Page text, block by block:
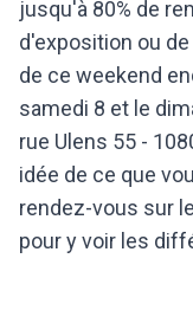
jusqu'à 80% de
d'exposition ou
de ce weekend
samedi 8 et le
rue Ulens 55 -
idée de ce que
rendez-vous sur
pour y voir les